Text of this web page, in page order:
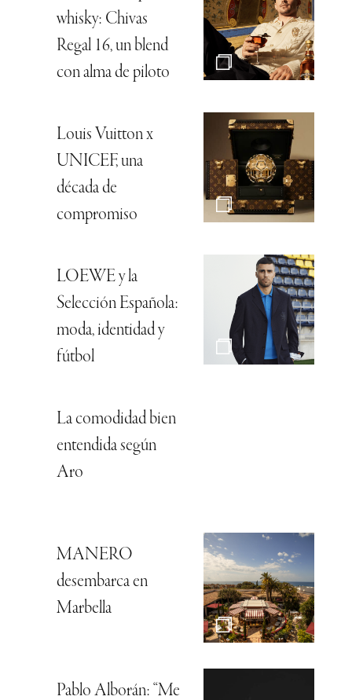
whisky: Chivas
Regal 16, un blend
con alma de piloto
Louis Vuitton x
UNICEF, una
década de
compromiso
LOEWE y la
Selección Española:
moda, identidad y
fútbol
La comodidad bien
entendida según
Aro
MANERO
desembarca en
Marbella
Pablo Alborán: “Me